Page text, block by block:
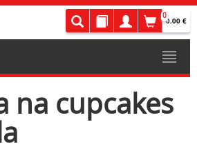
0
0.00 €
na cupcakes